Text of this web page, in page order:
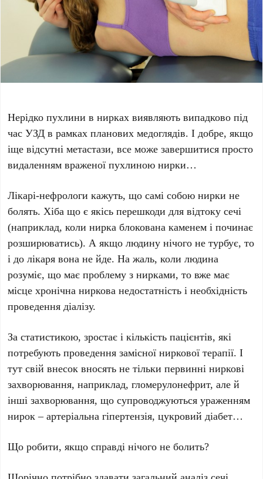
Нерідко пухлини в нирках виявляють випадково під
час УЗД в рамках планових медоглядів. І добре, якщо
іще відсутні метастази, все може завершитися просто
видаленням враженої пухлиною нирки…
Лікарі-нефрологи кажуть, що самі собою нирки не
болять. Хіба що є якісь перешкоди для відтоку сечі
(наприклад, коли нирка блокована каменем і починає
розширюватись). А якщо людину нічого не турбує, то
і до лікаря вона не йде. На жаль, коли людина
розуміє, що має проблему з нирками, то вже має
місце хронічна ниркова недостатність і необхідність
проведення діалізу.
За статистикою, зростає і кількість пацієнтів, які
потребують проведення замісної ниркової терапії. І
тут свій внесок вносять не тільки первинні ниркові
захворювання, наприклад, гломерулонефрит, але й
інші захворювання, що супроводжуються ураженням
нирок – артеріальна гіпертензія, цукровий діабет…
Що робити, якщо справді нічого не болить?